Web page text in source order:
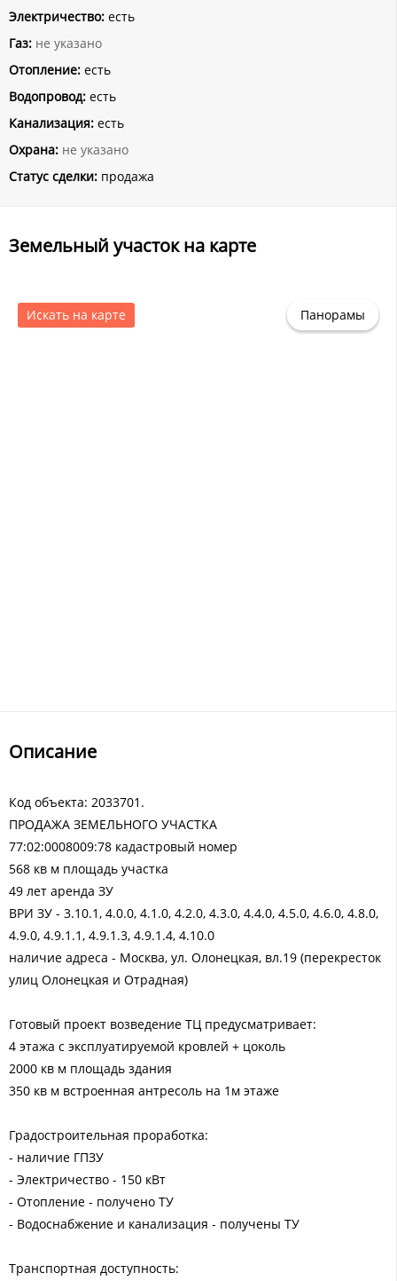
Электричество: есть
Газ: не указано
Отопление: есть
Водопровод: есть
Канализация: есть
Охрана: не указано
Статус сделки: продажа
Описание
Код объекта: 2033701.
ПРОДАЖА ЗЕМЕЛЬНОГО УЧАСТКА
77:02:0008009:78 кадастровый номер
568 кв м площадь участка
49 лет аренда ЗУ
ВРИ ЗУ - 3.10.1, 4.0.0, 4.1.0, 4.2.0, 4.3.0, 4.4.0, 4.5.0, 4.6.0, 4.8.0,
4.9.0, 4.9.1.1, 4.9.1.3, 4.9.1.4, 4.10.0
наличие адреса - Москва, ул. Олонецкая, вл.19 (перекресток
улиц Олонецкая и Отрадная)
Готовый проект возведение ТЦ предусматривает:
4 этажа с эксплуатируемой кровлей + цоколь
2000 кв м площадь здания
350 кв м встроенная антресоль на 1м этаже
Градостроительная проработка:
- наличие ГПЗУ
- Электричество - 150 кВт
- Отопление - получено ТУ
- Водоснабжение и канализация - получены ТУ
Tpанспopтнaя доступнoсть:
Земельный участок на карте
Искать на карте Панорамы